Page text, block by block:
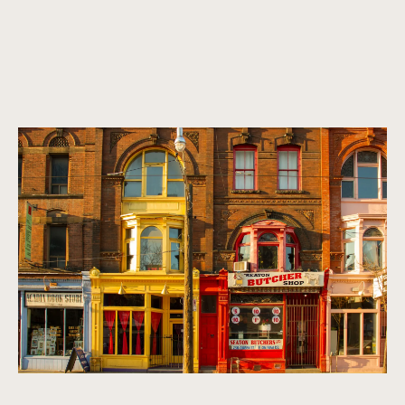
Une métropole dynamique et multiculturelle.
Des maisons qui respire le raffinement, la sophistication et la
classe. Nous recherchons des propriétés intemporelles,
classiques et qui font la marque.